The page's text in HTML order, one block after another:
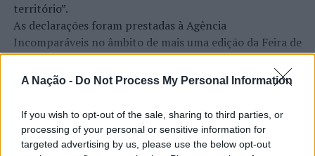
A Nação - Do Not Process My Personal Information
If you wish to opt-out of the sale, sharing to third parties, or
processing of your personal or sensitive information for
targeted advertising by us, please use the below opt-out
O processo foi encaminhado para o DIAP de Lisboa.
No dia 14 de setembro, pelas 11h00, procedeu à
cumprimento de Mandado de Detenção emanado por
pena de prisão efetiva.
O detido era candidato a funcionário de empresa
território”.
As declarações foram prestadas à Agência
Incomparáveis no âmbito de mais uma edição da Feira de
São Tiago, que decorreu entre os dias 16 e 26 de julho,
na Covilhã, sendo considerada um dos mais antigos
e realizada anualmente na “Cidade Neve”, a feira conjuga
tradição, atividade económica, comércio, gastronomia,
animação cultural e divulgação empresarial,
CONTINUAR A LER